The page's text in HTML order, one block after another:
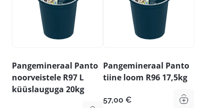
Pangemineraal Panto
noorveistele R97 L
küüslauguga 20kg
Pangemineraal Panto
tiine loom R96 17,5kg
57,00 €